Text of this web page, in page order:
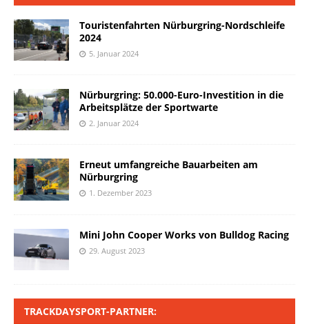
Touristenfahrten Nürburgring-Nordschleife
2024
5. Januar 2024
Nürburgring: 50.000-Euro-Investition in die
Arbeitsplätze der Sportwarte
2. Januar 2024
Erneut umfangreiche Bauarbeiten am
Nürburgring
1. Dezember 2023
Mini John Cooper Works von Bulldog Racing
29. August 2023
TRACKDAYSPORT-PARTNER: